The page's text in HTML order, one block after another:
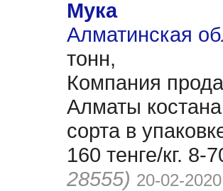
Мука
Алматинская
тонн,
Компания
Алматы
сорта в
160 тенге/кг.
28555) 20-02-2020